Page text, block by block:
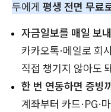
두에게 평생 전면 무료
자금일보를 매일 보
카카오톡·메일로 회
직접 챙기지 않아도
한 번 연동하면 증빙
계좌부터 카드·PG·